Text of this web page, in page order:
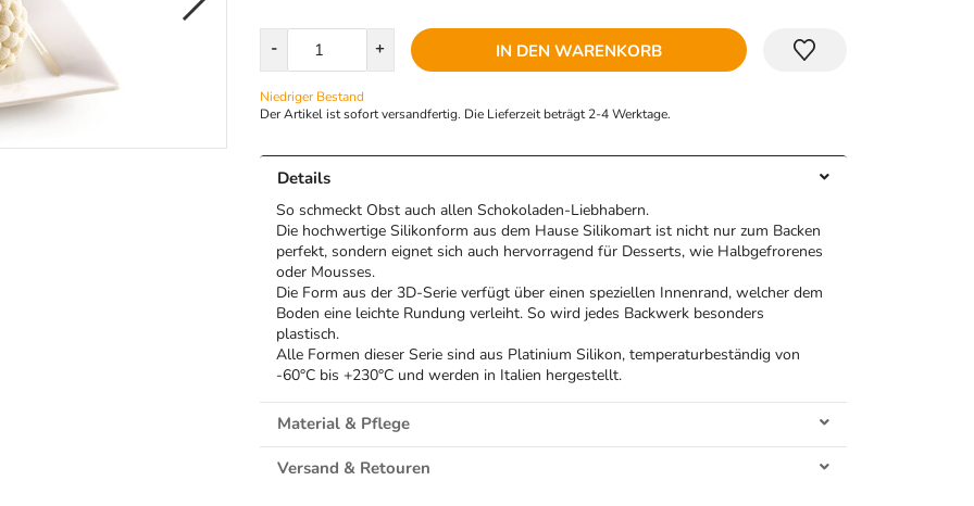
- + IN DEN WARENKORB
Niedriger Bestand
Der Artikel ist sofort versandfertig. Die Lieferzeit beträgt 2-4 Werktage.
Details
So schmeckt Obst auch allen Schokoladen-Liebhabern.
Die hochwertige Silikonform aus dem Hause Silikomart ist nicht nur zum Backen
perfekt, sondern eignet sich auch hervorragend für Desserts, wie Halbgefrorenes
oder Mousses.
Die Form aus der 3D-Serie verfügt über einen speziellen Innenrand, welcher dem
Boden eine leichte Rundung verleiht. So wird jedes Backwerk besonders
plastisch.
Alle Formen dieser Serie sind aus Platinium Silikon, temperaturbeständig von
-60°C bis +230°C und werden in Italien hergestellt.
Material & Pflege
Versand & Retouren